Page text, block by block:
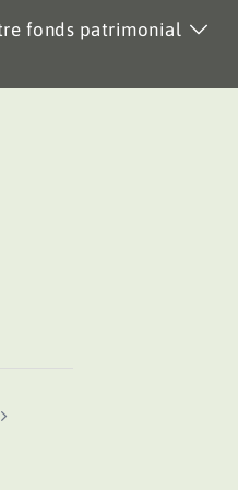
fonds patrimonial